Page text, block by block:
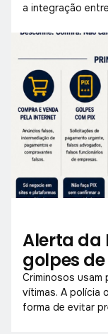
a integração
Alerta da
golpes
Criminosos usam
vítimas. A polícia
forma de evitar